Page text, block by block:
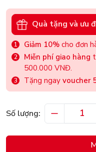
Quà tặng và ưu
Giảm 10% cho đơn
Miễn phí giao hàng
500.000 VNĐ.
Tặng ngay voucher
Số lượng: